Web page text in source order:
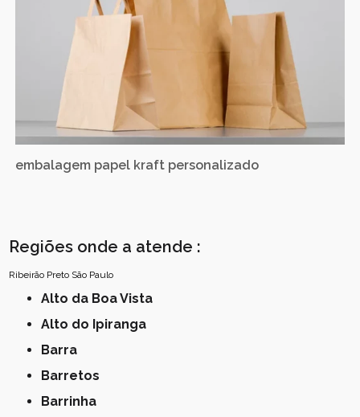
embalagem papel kraft personalizado
Regiões onde a atende :
Ribeirão Preto São Paulo
Alto da Boa Vista
Alto do Ipiranga
Barra
Barretos
Barrinha